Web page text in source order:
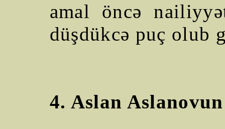
amal öncə
düşdükcə puç olub
4. Aslan Aslanovun